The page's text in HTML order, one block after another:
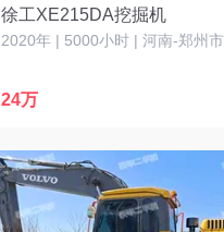
徐工XE215DA挖掘机
2020年 | 5000小时 | 河南-郑州市
24万